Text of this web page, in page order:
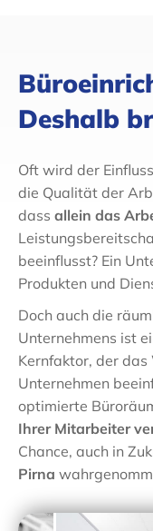
Deshalb
Oft wird der
die Qualität der
dass allein das
beeinflusst? Ein
Produkten und
Doch auch die
Unternehmens ist
Kernfaktor, der
Unternehmen
optimierte
Ihrer Mitarbeiter
Chance, auch in
Pirna